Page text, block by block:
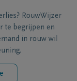
RouwWijzer
te begrijpen en
in rouw wil